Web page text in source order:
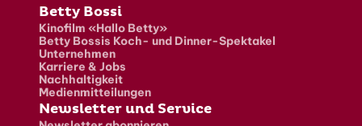
Fusszeile
Betty Bossi
Kinofilm «Hallo Betty»
Betty Bossis Koch- und Dinner-Spektakel
Unternehmen
Karriere & Jobs
Nachhaltigkeit
Medienmitteilungen
Newsletter und Service